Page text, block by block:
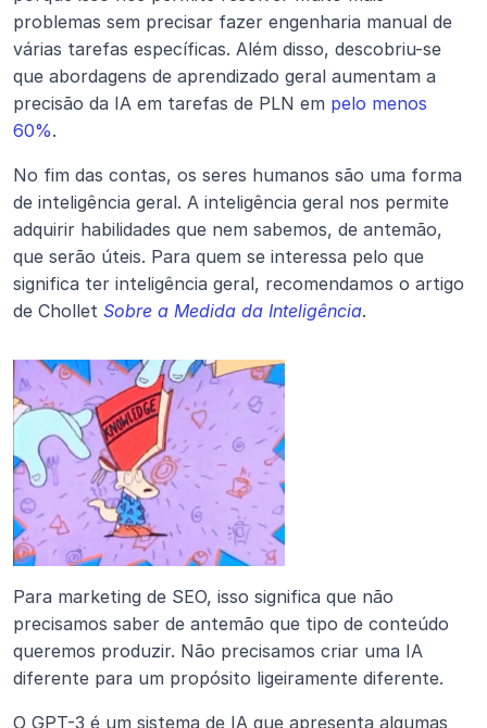
problemas sem precisar fazer engenharia manual de
várias tarefas específicas. Além disso, descobriu-se
que abordagens de aprendizado geral aumentam a
precisão da IA em tarefas de PLN em pelo menos
60%.
No fim das contas, os seres humanos são uma forma
de inteligência geral. A inteligência geral nos permite
adquirir habilidades que nem sabemos, de antemão,
que serão úteis. Para quem se interessa pelo que
significa ter inteligência geral, recomendamos o artigo
de Chollet Sobre a Medida da Inteligência.
Para marketing de SEO, isso significa que não
precisamos saber de antemão que tipo de conteúdo
queremos produzir. Não precisamos criar uma IA
diferente para um propósito ligeiramente diferente.
O GPT-3 é um sistema de IA que apresenta algumas